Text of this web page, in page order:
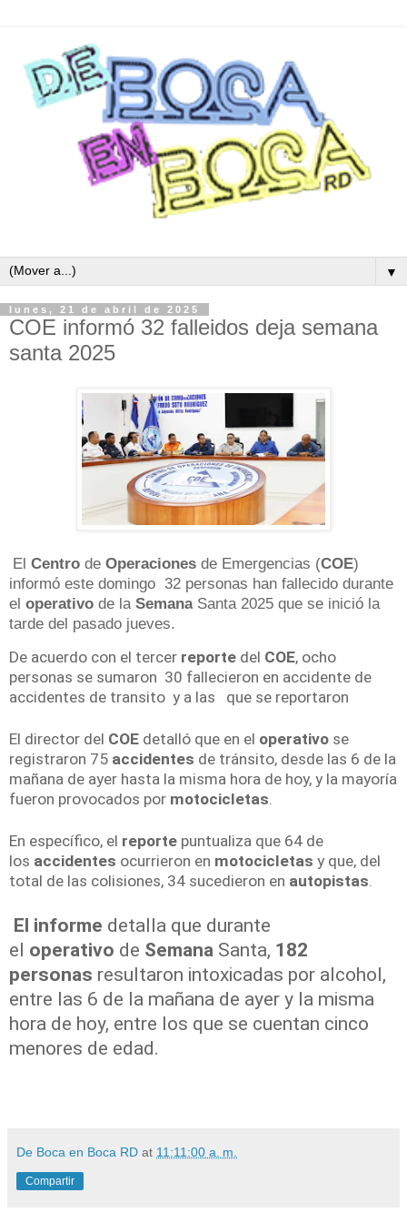
▼
lunes, 21 de abril de 2025
COE informó 32 falleidos deja semana
santa 2025
El Centro de Operaciones de Emergencias (COE)
informó este domingo 32 personas han fallecido durante
el operativo de la Semana Santa 2025 que se inició la
tarde del pasado jueves.
De acuerdo con el tercer reporte del COE, ocho
personas se sumaron 30 fallecieron en accidente de
accidentes de transito y a las que se reportaron
El director del COE detalló que en el operativo se
registraron 75 accidentes de tránsito, desde las 6 de la
mañana de ayer hasta la misma hora de hoy, y la mayoría
fueron provocados por motocicletas.
En específico, el reporte puntualiza que 64 de
los accidentes ocurrieron en motocicletas y que, del
total de las colisiones, 34 sucedieron en autopistas.
El informe detalla que durante
el operativo de Semana Santa, 182
personas resultaron intoxicadas por alcohol,
entre las 6 de la mañana de ayer y la misma
hora de hoy, entre los que se cuentan cinco
menores de edad.
De Boca en Boca RD at 11:11:00 a. m.
Compartir